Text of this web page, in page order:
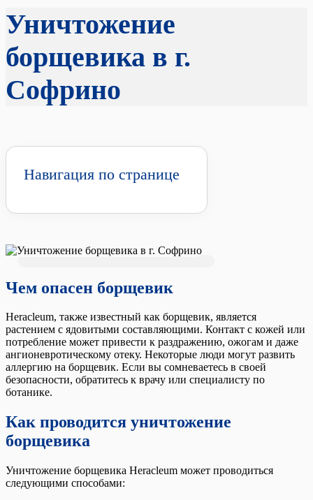
Уничтожение
борщевика в г.
Софрино
Навигация по странице
Чем опасен борщевик
Heracleum, также известный как борщевик, является
растением с ядовитыми составляющими. Контакт с кожей или
потребление может привести к раздражению, ожогам и даже
ангионевротическому отеку. Некоторые люди могут развить
аллергию на борщевик. Если вы сомневаетесь в своей
безопасности, обратитесь к врачу или специалисту по
ботанике.
Как проводится уничтожение
борщевика
Уничтожение борщевика Heracleum может проводиться
следующими способами: